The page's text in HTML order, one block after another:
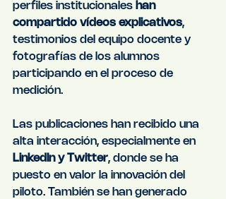
perfiles institucionales han
compartido vídeos explicativos,
testimonios del equipo docente y
fotografías de los alumnos
participando en el proceso de
medición.
Las publicaciones han recibido una
alta interacción, especialmente en
LinkedIn y Twitter, donde se ha
puesto en valor la innovación del
piloto. También se han generado